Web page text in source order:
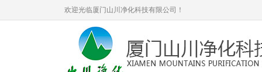
欢迎光临厦门山川净化科技有限公司！